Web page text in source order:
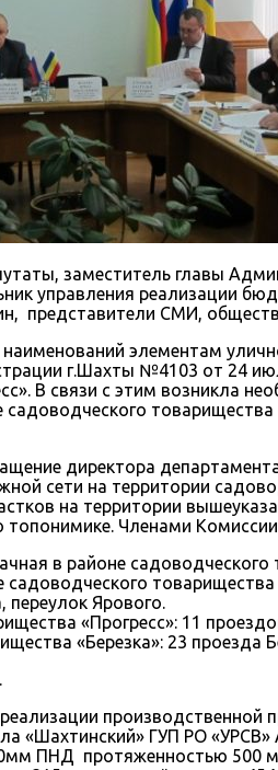
заместитель главы
управления реализации
представители СМИ,
элементам
г.Шахты №4103 от 24
В связи с этим возникла
директора
сети на территории
на территории
топонимике. Членами
в районе
переулок Ярового.
«Прогресс»: 11
«Березка»: 23 проезда
производственной
«Шахтинский» ГУП РО
ПНД протяженностью 500